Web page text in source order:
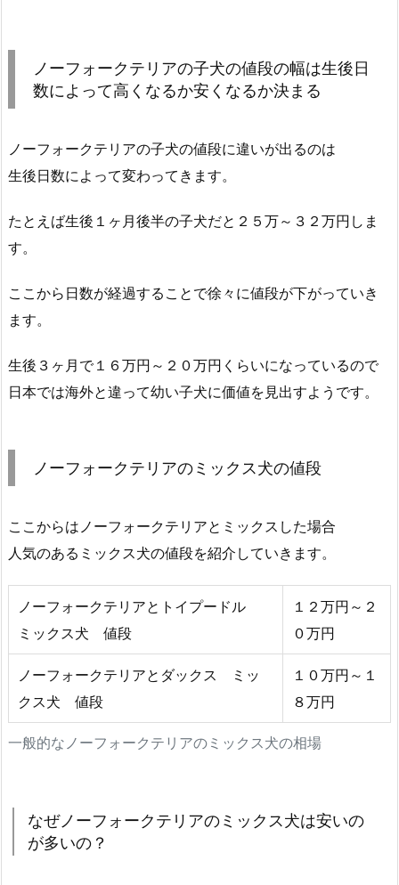
ノーフォークテリアの子犬の値段の幅は生後日
数によって高くなるか安くなるか決まる
ノーフォークテリアの子犬の値段に違いが出るのは
生後日数によって変わってきます。
たとえば生後１ヶ月後半の子犬だと２５万～３２万円しま
す。
ここから日数が経過することで徐々に値段が下がっていき
ます。
生後３ヶ月で１６万円～２０万円くらいになっているので
日本では海外と違って幼い子犬に価値を見出すようです。
ノーフォークテリアのミックス犬の値段
ここからはノーフォークテリアとミックスした場合
人気のあるミックス犬の値段を紹介していきます。
一般的なノーフォークテリアのミックス犬の相場
ノーフォークテリアとトイプードル
ミックス犬 値段
１２万円～２
０万円
ノーフォークテリアとダックス ミッ
クス犬 値段
１０万円～１
８万円
なぜノーフォークテリアのミックス犬は安いの
が多いの？